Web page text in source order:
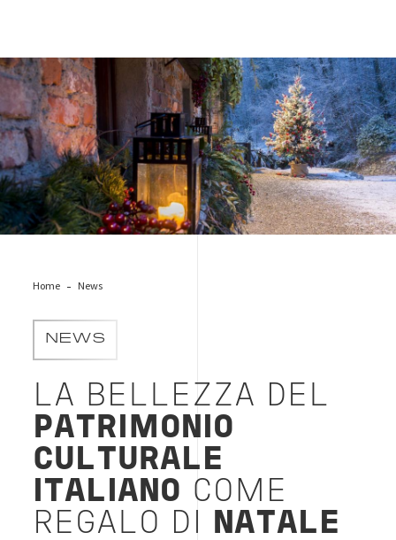
fai-monastero
Home News
NEWS
LA BELLEZZA DEL
PATRIMONIO
CULTURALE
ITALIANO COME
REGALO DI
NATALE